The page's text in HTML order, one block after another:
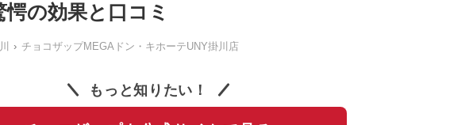
の効果と口コミ
チョコザップMEGAドン・キホーテUNY掛川店
もっと知りたい！